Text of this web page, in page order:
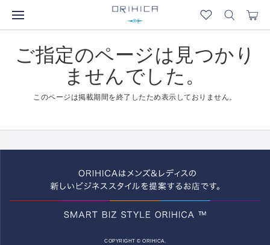
ご指定のページは見つかり
ませんでした。
このページは掲載期間を終了したため表示しておりません。
COPYRIGHT © ORIHICA.